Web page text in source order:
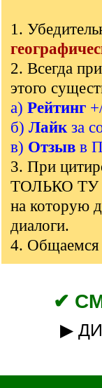
]
1.
2. Всегда
этого
а) Рейтинг
б) Лайкза
в) Отзыв в
3. При
ТОЛЬКО ТУ
на которую
диалоги.
4. Общаемся
✔
▶